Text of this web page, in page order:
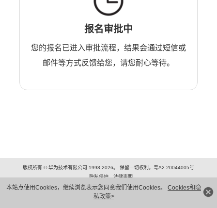
本站点使用Cookies，继续浏览表示您同意我们使用Cookies。 Cookies和隐
私政策>
报名审批中
您的报名已进入审批流程，结果会通过短信或
邮件等方式反馈给您，请您耐心等待。
版权所有 © 华为技术有限公司 1998-2026。 保留一切权利。粤A2-20044005号
隐私保护
法律声明